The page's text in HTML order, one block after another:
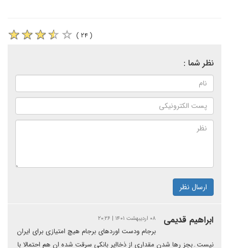
( ۲۴ )
نظر شما :
ارسال نظر
ابراهیم قدیمی ۰۸ اردیبهشت ۱۴۰۱ | ۲۰:۲۶
برجام ودست اوردهای برجام هیچ امتیازی برای ایران
نیست۔بجز رها شدن مقداری از ذخاایر بانکی سرقت شده ان هم احتمالا با